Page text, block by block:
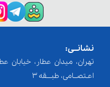
نشانــی:
اعـتصــامی، طبـــقه 3